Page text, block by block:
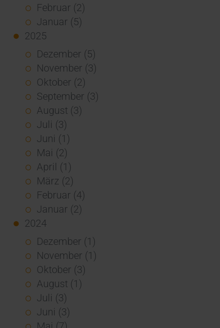
Februar (2)
Januar (5)
2025
Dezember (5)
November (3)
Oktober (2)
September (3)
August (3)
Juli (3)
Juni (1)
Mai (2)
April (1)
März (2)
Februar (4)
Januar (2)
2024
Dezember (1)
November (1)
Oktober (3)
August (1)
Juli (3)
Juni (3)